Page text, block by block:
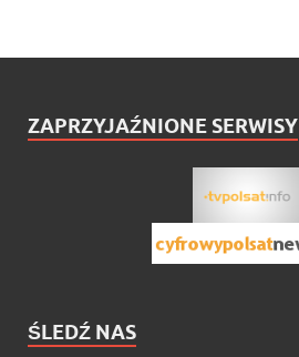
ZAPRZYJAŹNIONE SERWISY
ŚLEDŹ NAS